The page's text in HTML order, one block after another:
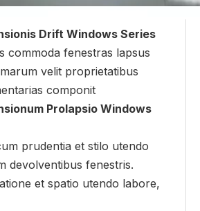
Drift Windows Series
commoda fenestras lapsus
velit proprietatibus
componit
Prolapsio Windows
prudentia et stilo utendo
devolventibus fenestris.
et spatio utendo labore,